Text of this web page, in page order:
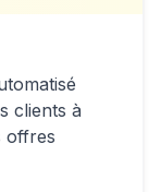
clients à
offres